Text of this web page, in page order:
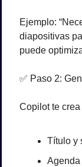
Ejemplo:
diapositivas
puede
✅ Paso 2:
Copilot te
Título y